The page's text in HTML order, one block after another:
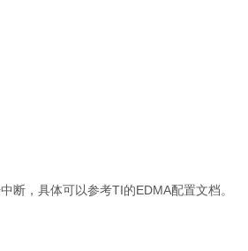
断，具体可以参考TI的EDMA配置文档。